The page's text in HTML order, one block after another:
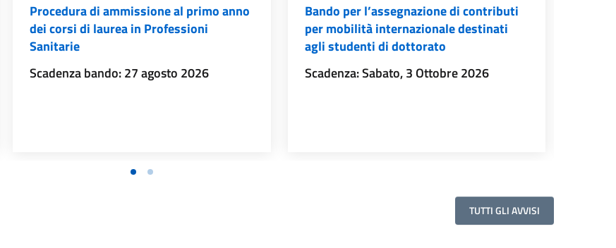
Procedura di ammissione al primo anno
dei corsi di laurea in Professioni
Sanitarie
Scadenza bando: 27 agosto 2026
Bando per l’assegnazione di contributi
per mobilità internazionale destinati
agli studenti di dottorato
Scadenza: Sabato, 3 Ottobre 2026
TUTTI GLI AVVISI